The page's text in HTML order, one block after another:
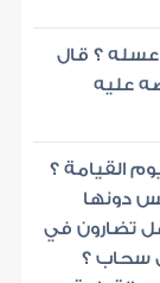
عسله ؟ قال
عليه
القيامة ؟
دونها
هل تضارون في
سحاب ؟